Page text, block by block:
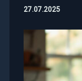
27.07.2025